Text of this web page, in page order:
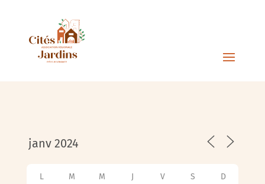
L M M J V S D